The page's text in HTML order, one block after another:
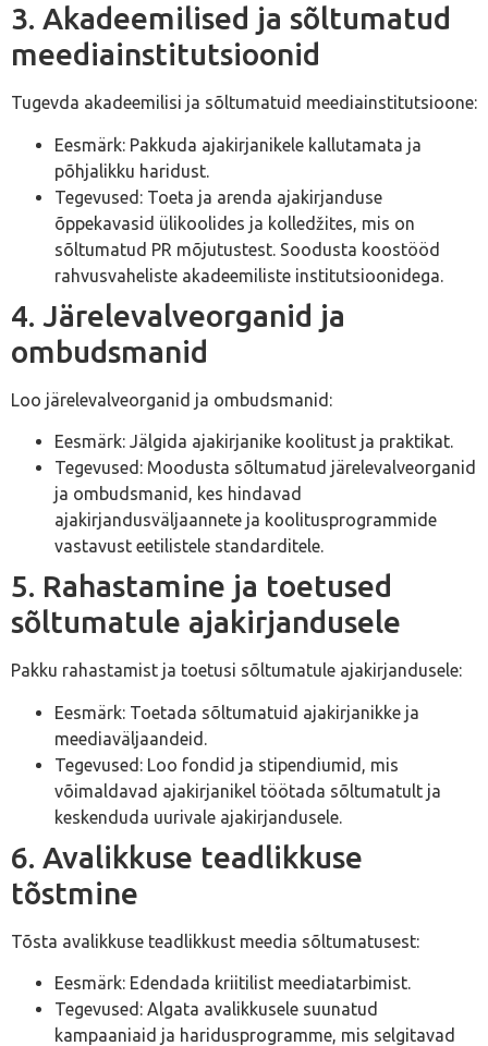
3. Akadeemilised ja sõltumatud
meediainstitutsioonid
Tugevda akadeemilisi ja sõltumatuid meediainstitutsioone:
Eesmärk: Pakkuda ajakirjanikele kallutamata ja
põhjalikku haridust.
Tegevused: Toeta ja arenda ajakirjanduse
õppekavasid ülikoolides ja kolledžites, mis on
sõltumatud PR mõjutustest. Soodusta koostööd
rahvusvaheliste akadeemiliste institutsioonidega.
4. Järelevalveorganid ja
ombudsmanid
Loo järelevalveorganid ja ombudsmanid:
Eesmärk: Jälgida ajakirjanike koolitust ja praktikat.
Tegevused: Moodusta sõltumatud järelevalveorganid
ja ombudsmanid, kes hindavad
ajakirjandusväljaannete ja koolitusprogrammide
vastavust eetilistele standarditele.
5. Rahastamine ja toetused
sõltumatule ajakirjandusele
Pakku rahastamist ja toetusi sõltumatule ajakirjandusele:
Eesmärk: Toetada sõltumatuid ajakirjanikke ja
meediaväljaandeid.
Tegevused: Loo fondid ja stipendiumid, mis
võimaldavad ajakirjanikel töötada sõltumatult ja
keskenduda uurivale ajakirjandusele.
6. Avalikkuse teadlikkuse
tõstmine
Tõsta avalikkuse teadlikkust meedia sõltumatusest:
Eesmärk: Edendada kriitilist meediatarbimist.
Tegevused: Algata avalikkusele suunatud
kampaaniaid ja haridusprogramme, mis selgitavad